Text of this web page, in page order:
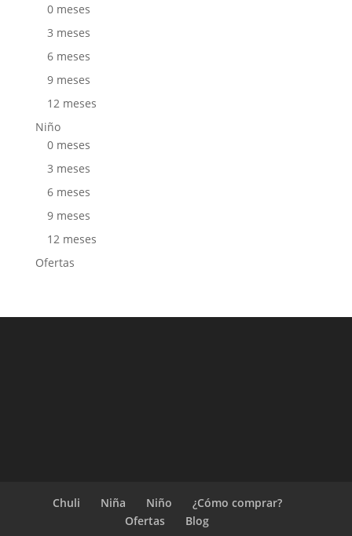
0 meses
3 meses
6 meses
9 meses
12 meses
Niño
0 meses
3 meses
6 meses
9 meses
12 meses
Ofertas
Chuli Niña Niño
¿Cómo comprar?
Ofertas
Blog